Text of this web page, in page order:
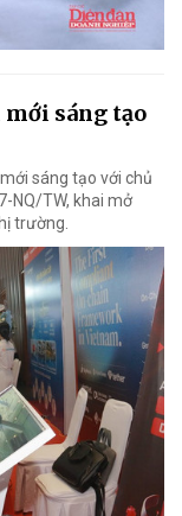
sáng tạo
sáng tạo với chủ
NQ/TW, khai mở
trường.